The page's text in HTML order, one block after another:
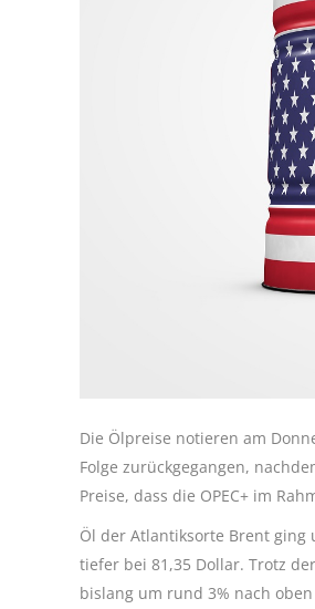
Die Ölpreise notieren am
Folge zurückgegangen,
Preise, dass die OPEC+ im
Öl der Atlantiksorte Brent ging
tiefer bei 81,35 Dollar. Trotz
bislang um rund 3% nach